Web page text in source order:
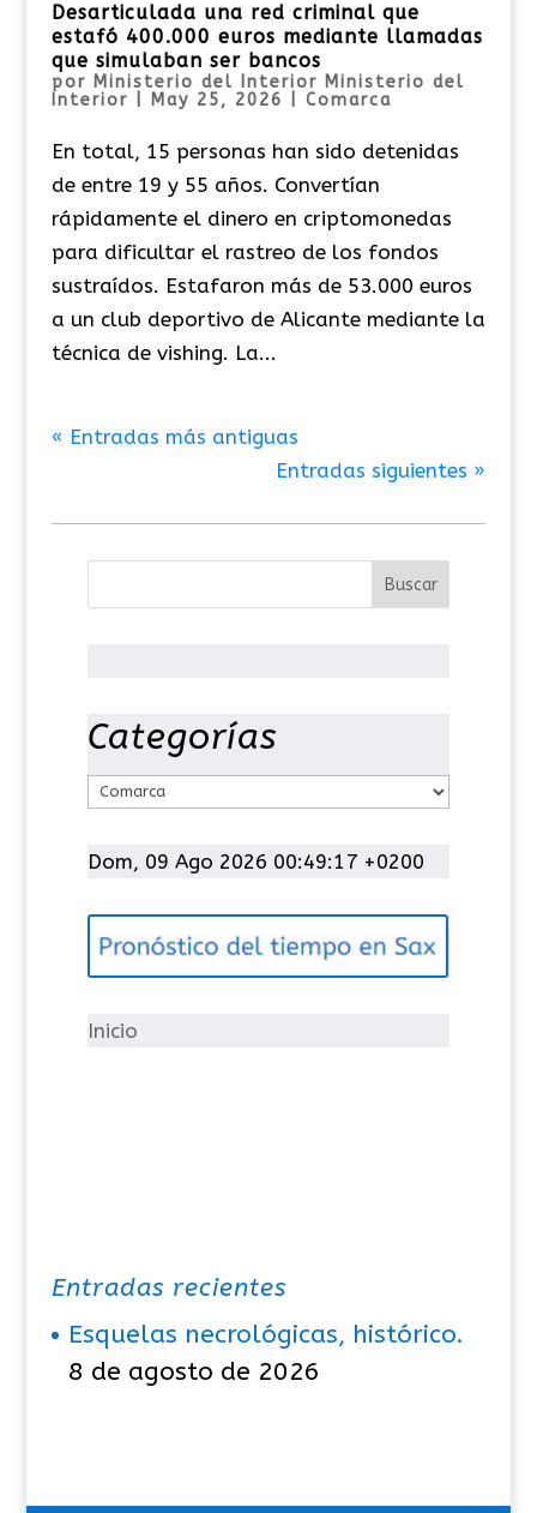
Desarticulada una red criminal que
estafó 400.000 euros mediante llamadas
que simulaban ser bancos
por Ministerio del Interior Ministerio del
Interior
May 25, 2026 Comarca
En total, 15 personas han sido detenidas
de entre 19 y 55 años. Convertían
rápidamente el dinero en criptomonedas
para dificultar el rastreo de los fondos
sustraídos. Estafaron más de 53.000 euros
a un club deportivo de Alicante mediante la
técnica de vishing. La...
« Entradas más antiguas
Entradas siguientes »
Categorías
t
g
í
Dom, 09 Ago 2026 00:49:18 +0200
Inicio
Entradas recientes
Esquelas necrológicas, histórico.
8 de agosto de 2026